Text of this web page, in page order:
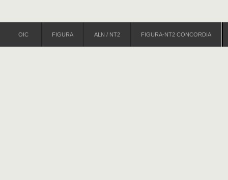
OIC FIGURA ALN / NT2 FIGURA-NT2 CONCORDIA